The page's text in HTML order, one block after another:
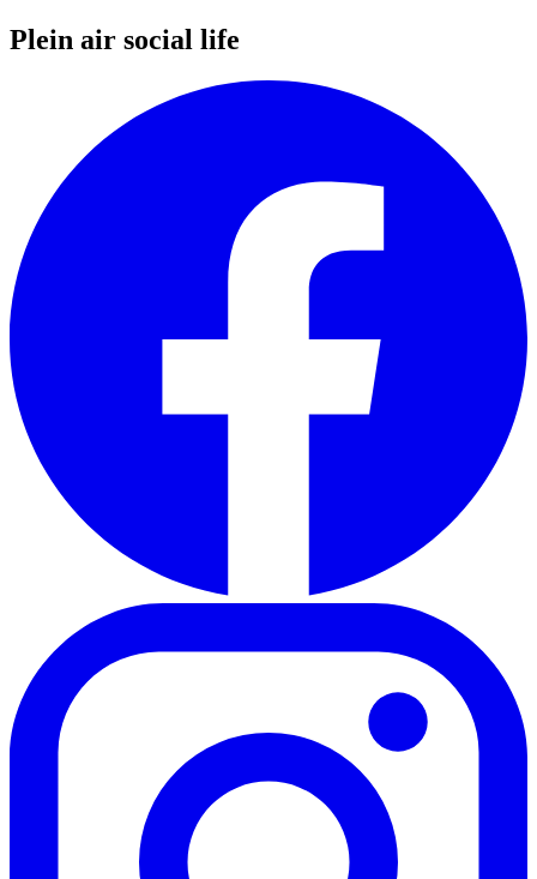
Plein air social life